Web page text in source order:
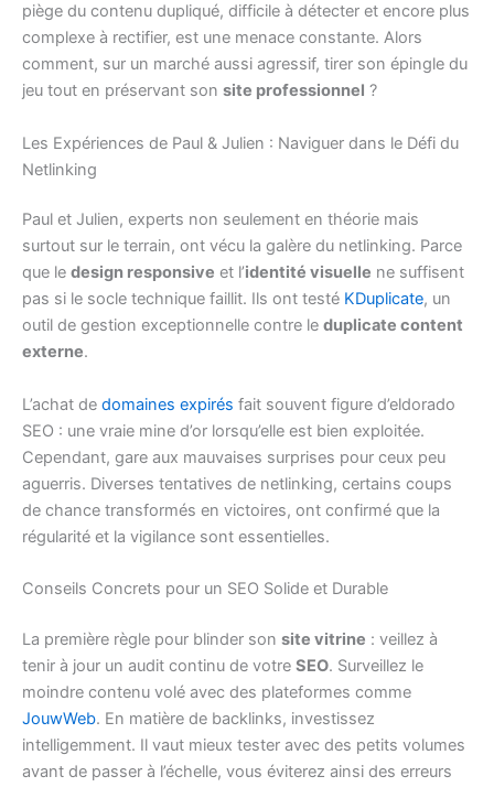
piège du contenu dupliqué, difficile à détecter et encore plus
complexe à rectifier, est une menace constante. Alors
comment, sur un marché aussi agressif, tirer son épingle du
jeu tout en préservant son site professionnel ?
Les Expériences de Paul & Julien : Naviguer dans le Défi du
Netlinking
Paul et Julien, experts non seulement en théorie mais
surtout sur le terrain, ont vécu la galère du netlinking. Parce
que le design responsive et l’identité visuelle ne suffisent
pas si le socle technique faillit. Ils ont testé KDuplicate, un
outil de gestion exceptionnelle contre le duplicate content
externe.
L’achat de domaines expirés fait souvent figure d’eldorado
SEO : une vraie mine d’or lorsqu’elle est bien exploitée.
Cependant, gare aux mauvaises surprises pour ceux peu
aguerris. Diverses tentatives de netlinking, certains coups
de chance transformés en victoires, ont confirmé que la
régularité et la vigilance sont essentielles.
Conseils Concrets pour un SEO Solide et Durable
La première règle pour blinder son site vitrine : veillez à
tenir à jour un audit continu de votre SEO. Surveillez le
moindre contenu volé avec des plateformes comme
JouwWeb. En matière de backlinks, investissez
intelligemment. Il vaut mieux tester avec des petits volumes
avant de passer à l’échelle, vous éviterez ainsi des erreurs